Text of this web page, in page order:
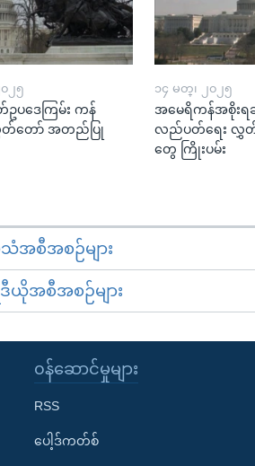
၂၅
ပဒေကြမ်း ကန်
တော် အတည်ပြု
၁၄ မတ္၊ ၂၀၂၅
အမေရိကန်အစို
လည်ပတ်ရေး လွှ
တွေ ကြိုးပမ်း
အစီအစဉ်များ
ယိုအစီအစဉ်များ
၀န်ဆောင်မှုများ
RSS
ပေါ့ဒ်ကတ်စ်